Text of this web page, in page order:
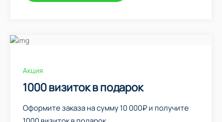
Акция
1000 визиток в подарок
Оформите заказа на сумму 10 000₽ и получите